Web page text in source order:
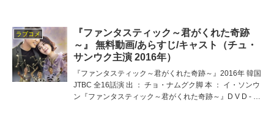
ラブコメ
『ファンタスティック～君がくれた奇跡
～』 無料動画/あらすじ/キャスト（チュ・
サンウク主演 2016年）
『ファンタスティック～君がくれた奇跡～』2016年 韓国
JTBC 全16話演 出 ： チョ・ナムグク脚 本 ： イ・ソンウ
ン『ファンタスティック～君がくれた奇跡～』D V D - B